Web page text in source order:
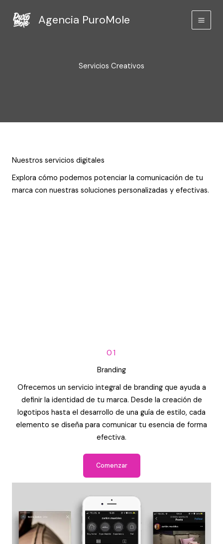
contenido
Agencia PuroMole
Servicios Creativos
Nuestros servicios digitales
Explora cómo podemos potenciar la comunicación de tu
marca con nuestras soluciones personalizadas y efectivas.
01
Branding
Ofrecemos un servicio integral de branding que ayuda a
definir la identidad de tu marca. Desde la creación de
logotipos hasta el desarrollo de una guía de estilo, cada
elemento se diseña para comunicar tu esencia de forma
efectiva.
Comenzar